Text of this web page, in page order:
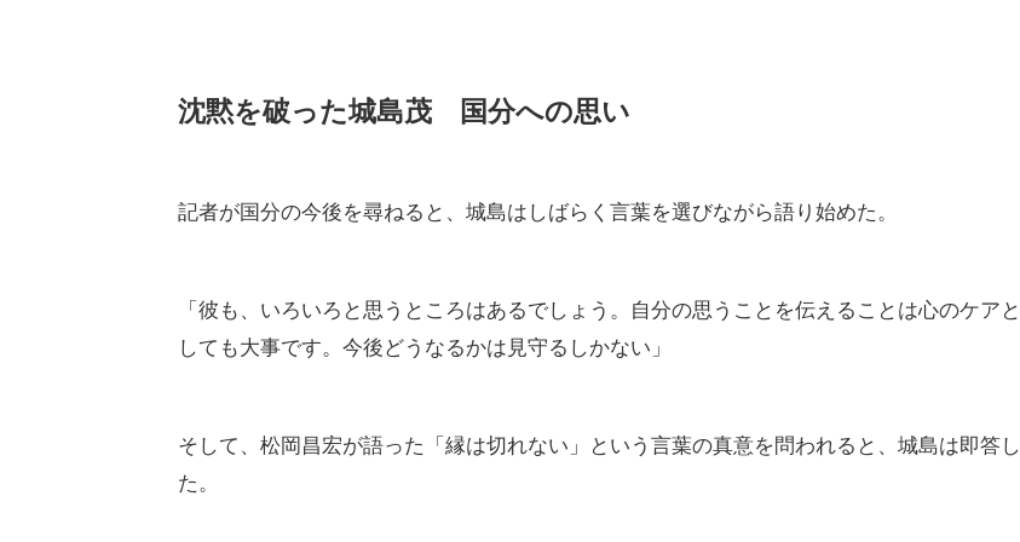
沈黙を破った城島茂 国分への思い
記者が国分の今後を尋ねると、城島はしばらく言葉を選びながら語り始めた。
「彼も、いろいろと思うところはあるでしょう。自分の思うことを伝えることは心のケアと
しても大事です。今後どうなるかは見守るしかない」
そして、松岡昌宏が語った「縁は切れない」という言葉の真意を問われると、城島は即答し
た。